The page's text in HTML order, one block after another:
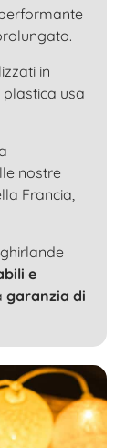
in
plastica usa
nostre
Francia,
e
garanzia di